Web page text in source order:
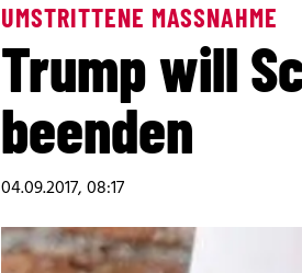
UMSTRITTENE MASSNAHME
Trump will
beenden
04.09.2017, 08:17